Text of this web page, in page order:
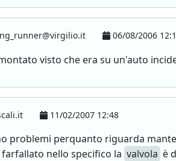
06/08/2006
visto che era su un'auto
11/02/2007 12:48
problemi perquanto riguarda
nello specifico la valvola è